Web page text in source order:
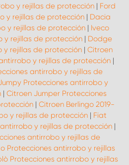
y rejillas de protección | Ford
y rejillas de protección| Dacia
y rejillas de protección | Iveco
y rejillas de protección | Dodge
y rejillas de protección | Citroen
y rejillas de protección|
antirrobo y rejillas de
Protecciones antirrobo y
| Citroen Jumper Protecciones
| Citroen Berlingo 2019-
y rejillas de protección | Fiat
y rejillas de protección |
antirrobo y rejillas de
Protecciones antirrobo y rejillas
Protecciones antirrobo y rejillas